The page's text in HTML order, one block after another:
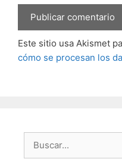
Este sitio usa Akismet
cómo se procesan los